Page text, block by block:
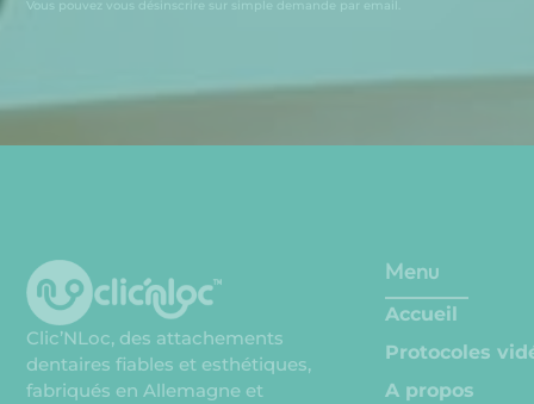
Vous pouvez vous désinscrire sur simple demande par email.
Clic’NLoc, des attachements
dentaires fiables et esthétiques,
fabriqués en Allemagne et
Menu
Accueil
Protocoles
A propos